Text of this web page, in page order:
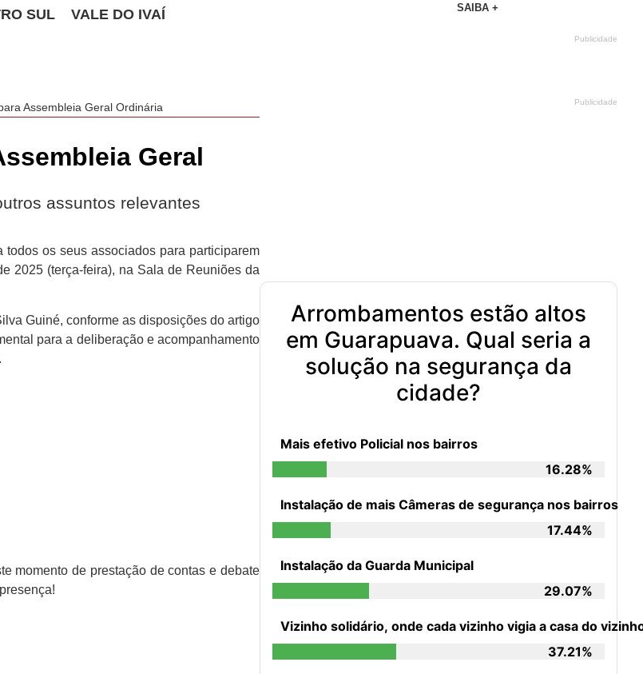
SUL VALE DO IVAÍ SAIBA +
Publicidade
Assembleia Geral Ordinária
Geral
assuntos relevantes
os seus associados para participarem
2025 (terça-feira), na Sala de Reuniões da
Guiné, conforme as disposições do artigo
para a deliberação e acompanhamento
momento de prestação de contas e debate
Publicidade
Arrombamentos estão altos
em Guarapuava. Qual seria a
solução na segurança da
cidade?
Mais efetivo Policial nos bairros
16.28%
Instalação de mais Câmeras de segurança nos bairros
17.44%
Instalação da Guarda Municipal
29.07%
Vizinho solidário, onde cada vizinho vigia a casa do
37.21%